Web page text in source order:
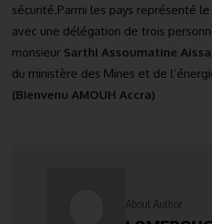
sécurité.Parmi les pays représenté
avec une délégation de trois
monsieur Sarthi Assoumatine
du ministère des Mines et de
(Bienvenu AMOUH Accra)
About Author